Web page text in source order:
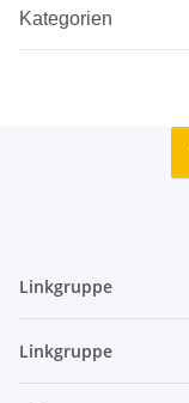
Kategorien
Linkgruppe
Linkgruppe